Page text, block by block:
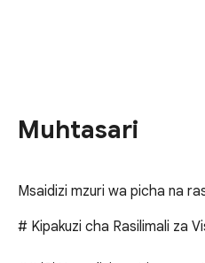
Muhtasari
Msaidizi mzuri wa picha na
# Kipakuzi cha Rasilimali za